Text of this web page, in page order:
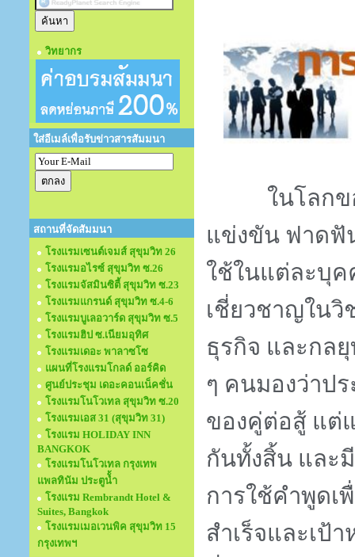
วิทยากร
ใส่อีเมล์เพื่อรับข่าวสารสัมมนา
สถานที่จัดสัมมนา
โรงแรมเซนต์เจมส์ สุขุมวิท 26
โรงแรมอไรซ์ สุขุมวิท ซ.26
โรงแรมจัสมินซิตี้ สุขุมวิท ซ.23
โรงแรมแกรนด์ สุขุมวิท ซ.4-6
โรงแรมบูเลอวาร์ด สุขุมวิท ซ.5
โรงแรมฮิป ซ.เนียมอุทิศ
โรงแรมเดอะ พาลาซโซ
แผนที่โรงแรมโกลด์ ออร์คิด
ศูนย์ประชุม เดอะคอนเน็คชั่น
โรงแรมโนโวเทล สุขุมวิท ซ.20
โรงแรมเอส 31 (สุขุมวิท 31)
โรงแรม HOLIDAY INN
BANGKOK
โรงแรมโนโวเทล กรุงเทพ
แพลทินัม ประตูนั้ำ
โรงแรม Rembrandt Hotel &
Suites, Bangkok
โรงแรมเมอเวนพิค สุขุมวิท 15
กรุงเทพฯ
ในโลกของ
แข่งขัน ฟาดฟั
ใช้ในแต่ละบุ
เชี่ยวชาญใน
ธุรกิจ และกล
ๆ คนมองว่าป
ของคู่ต่อสู้ แต่
กันทั้งสิ้น และ
การใช้คำพูดเ
สำเร็จและเป้